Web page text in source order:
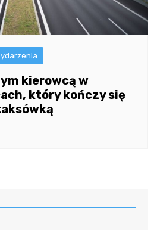
kierowcą w
który kończy się